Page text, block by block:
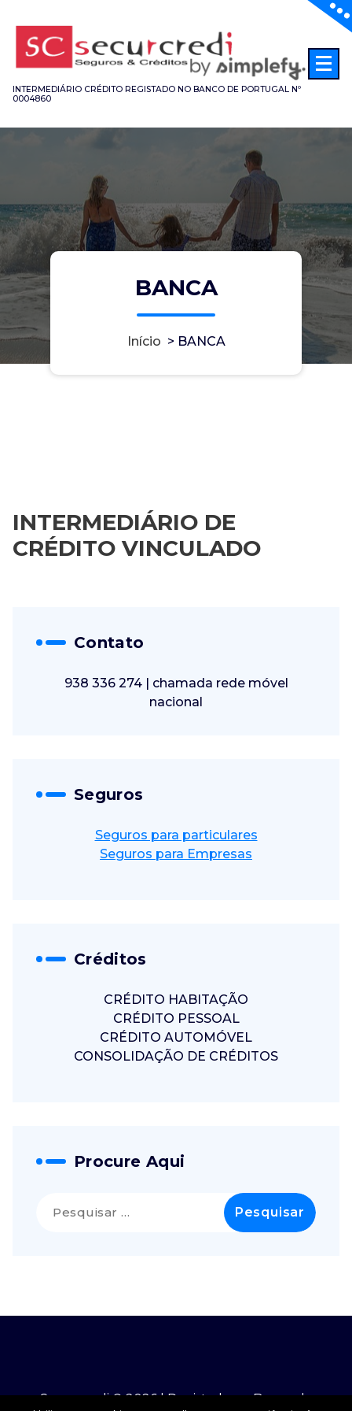
para
conteúdo
INTERMEDIÁRIO CRÉDITO REGISTADO NO BANCO DE PORTUGAL Nº
0004860
BANCA
Início > BANCA
INTERMEDIÁRIO DE
CRÉDITO VINCULADO
Contato
938 336 274 | chamada rede móvel
nacional
Seguros
Seguros para particulares
Seguros para Empresas
Créditos
CRÉDITO HABITAÇÃO
CRÉDITO PESSOAL
CRÉDITO AUTOMÓVEL
CONSOLIDAÇÃO DE CRÉDITOS
Procure Aqui
por:
Securcredi © 2026 | Registado no Banco de